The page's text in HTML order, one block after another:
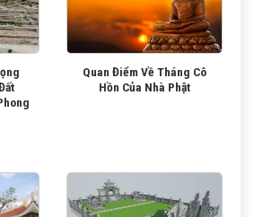
Quan Điểm Về Tháng Cô
Hồn Của Nhà Phật